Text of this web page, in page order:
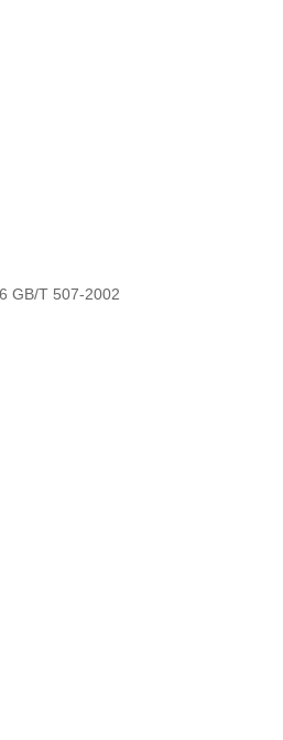
GB/T 507-2002